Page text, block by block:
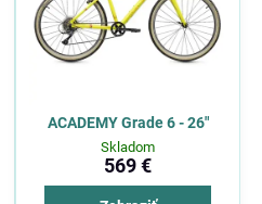
ACADEMY Grade 6 - 26"
Skladom
569 €